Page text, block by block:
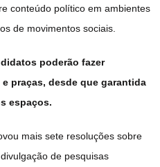
conteúdo político em ambientes
de movimentos sociais.
poderão fazer
praças, desde que garantida
espaços.
mais sete resoluções sobre
de pesquisas